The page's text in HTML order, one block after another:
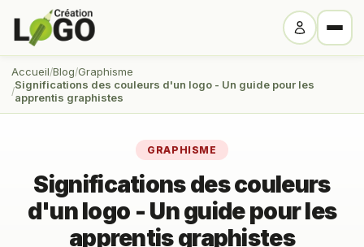
Accueil Blog Graphisme
Significations des couleurs d'un logo - Un guide pour les
apprentis graphistes
GRAPHISME
Significations des couleurs
d'un logo - Un guide pour les
apprentis graphistes